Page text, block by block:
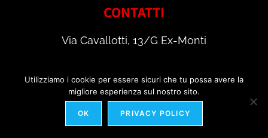
CONTATTI
Via Cavallotti, 13/G Ex-Monti
Tel: (+39) 085 4213889
Utilizziamo i cookie per essere sicuri che tu possa avere la
migliore esperienza sul nostro sito.
OK PRIVACY POLICY